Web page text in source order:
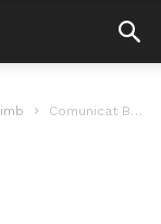
Comunicat BCR privind sistemul informatic